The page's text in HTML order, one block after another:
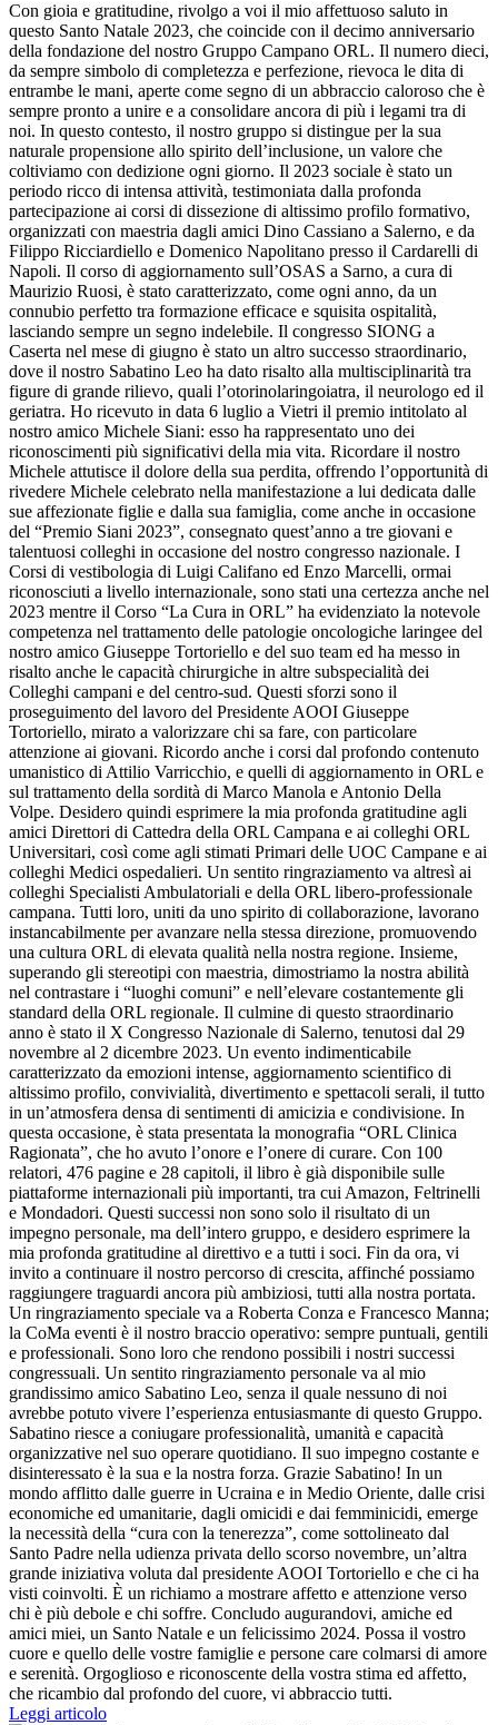
Con gioia e gratitudine, rivolgo a voi il mio affettuoso saluto in
questo Santo Natale 2023, che coincide con il decimo anniversario
della fondazione del nostro Gruppo Campano ORL. Il numero dieci,
da sempre simbolo di completezza e perfezione, rievoca le dita di
entrambe le mani, aperte come segno di un abbraccio caloroso che è
sempre pronto a unire e a consolidare ancora di più i legami tra di
noi. In questo contesto, il nostro gruppo si distingue per la sua
naturale propensione allo spirito dell’inclusione, un valore che
coltiviamo con dedizione ogni giorno. Il 2023 sociale è stato un
periodo ricco di intensa attività, testimoniata dalla profonda
partecipazione ai corsi di dissezione di altissimo profilo formativo,
organizzati con maestria dagli amici Dino Cassiano a Salerno, e da
Filippo Ricciardiello e Domenico Napolitano presso il Cardarelli di
Napoli. Il corso di aggiornamento sull’OSAS a Sarno, a cura di
Maurizio Ruosi, è stato caratterizzato, come ogni anno, da un
connubio perfetto tra formazione efficace e squisita ospitalità,
lasciando sempre un segno indelebile. Il congresso SIONG a
Caserta nel mese di giugno è stato un altro successo straordinario,
dove il nostro Sabatino Leo ha dato risalto alla multisciplinarità tra
figure di grande rilievo, quali l’otorinolaringoiatra, il neurologo ed il
geriatra. Ho ricevuto in data 6 luglio a Vietri il premio intitolato al
nostro amico Michele Siani: esso ha rappresentato uno dei
riconoscimenti più significativi della mia vita. Ricordare il nostro
Michele attutisce il dolore della sua perdita, offrendo l’opportunità di
rivedere Michele celebrato nella manifestazione a lui dedicata dalle
sue affezionate figlie e dalla sua famiglia, come anche in occasione
del “Premio Siani 2023”, consegnato quest’anno a tre giovani e
talentuosi colleghi in occasione del nostro congresso nazionale. I
Corsi di vestibologia di Luigi Califano ed Enzo Marcelli, ormai
riconosciuti a livello internazionale, sono stati una certezza anche nel
2023 mentre il Corso “La Cura in ORL” ha evidenziato la notevole
competenza nel trattamento delle patologie oncologiche laringee del
nostro amico Giuseppe Tortoriello e del suo team ed ha messo in
risalto anche le capacità chirurgiche in altre subspecialità dei
Colleghi campani e del centro-sud. Questi sforzi sono il
proseguimento del lavoro del Presidente AOOI Giuseppe
Tortoriello, mirato a valorizzare chi sa fare, con particolare
attenzione ai giovani. Ricordo anche i corsi dal profondo contenuto
umanistico di Attilio Varricchio, e quelli di aggiornamento in ORL e
sul trattamento della sordità di Marco Manola e Antonio Della
Volpe. Desidero quindi esprimere la mia profonda gratitudine agli
amici Direttori di Cattedra della ORL Campana e ai colleghi ORL
Universitari, così come agli stimati Primari delle UOC Campane e ai
colleghi Medici ospedalieri. Un sentito ringraziamento va altresì ai
colleghi Specialisti Ambulatoriali e della ORL libero-professionale
campana. Tutti loro, uniti da uno spirito di collaborazione, lavorano
instancabilmente per avanzare nella stessa direzione, promuovendo
una cultura ORL di elevata qualità nella nostra regione. Insieme,
superando gli stereotipi con maestria, dimostriamo la nostra abilità
nel contrastare i “luoghi comuni” e nell’elevare costantemente gli
standard della ORL regionale. Il culmine di questo straordinario
anno è stato il X Congresso Nazionale di Salerno, tenutosi dal 29
novembre al 2 dicembre 2023. Un evento indimenticabile
caratterizzato da emozioni intense, aggiornamento scientifico di
altissimo profilo, convivialità, divertimento e spettacoli serali, il tutto
in un’atmosfera densa di sentimenti di amicizia e condivisione. In
questa occasione, è stata presentata la monografia “ORL Clinica
Ragionata”, che ho avuto l’onore e l’onere di curare. Con 100
relatori, 476 pagine e 28 capitoli, il libro è già disponibile sulle
piattaforme internazionali più importanti, tra cui Amazon, Feltrinelli
e Mondadori. Questi successi non sono solo il risultato di un
impegno personale, ma dell’intero gruppo, e desidero esprimere la
mia profonda gratitudine al direttivo e a tutti i soci. Fin da ora, vi
invito a continuare il nostro percorso di crescita, affinché possiamo
raggiungere traguardi ancora più ambiziosi, tutti alla nostra portata.
Un ringraziamento speciale va a Roberta Conza e Francesco Manna;
la CoMa eventi è il nostro braccio operativo: sempre puntuali, gentili
e professionali. Sono loro che rendono possibili i nostri successi
congressuali. Un sentito ringraziamento personale va al mio
grandissimo amico Sabatino Leo, senza il quale nessuno di noi
avrebbe potuto vivere l’esperienza entusiasmante di questo Gruppo.
Sabatino riesce a coniugare professionalità, umanità e capacità
organizzative nel suo operare quotidiano. Il suo impegno costante e
disinteressato è la sua e la nostra forza. Grazie Sabatino! In un
mondo afflitto dalle guerre in Ucraina e in Medio Oriente, dalle crisi
economiche ed umanitarie, dagli omicidi e dai femminicidi, emerge
la necessità della “cura con la tenerezza”, come sottolineato dal
Santo Padre nella udienza privata dello scorso novembre, un’altra
grande iniziativa voluta dal presidente AOOI Tortoriello e che ci ha
visti coinvolti. È un richiamo a mostrare affetto e attenzione verso
chi è più debole e chi soffre. Concludo augurandovi, amiche ed
amici miei, un Santo Natale e un felicissimo 2024. Possa il vostro
cuore e quello delle vostre famiglie e persone care colmarsi di amore
e serenità. Orgoglioso e riconoscente della vostra stima ed affetto,
che ricambio dal profondo del cuore, vi abbraccio tutti.
Leggi articolo